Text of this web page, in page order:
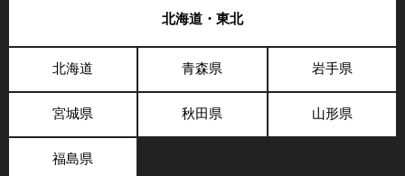
北海道・東北
北海道 青森県 岩手県
宮城県 秋田県 山形県
福島県